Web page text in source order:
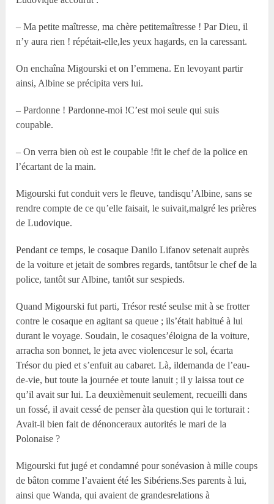
– Ma petite maîtresse, ma chère petitemaîtresse ! Par Dieu, il
n’y aura rien ! répétait-elle,les yeux hagards, en la caressant.
On enchaîna Migourski et on l’emmena. En levoyant partir
ainsi, Albine se précipita vers lui.
– Pardonne ! Pardonne-moi !C’est moi seule qui suis
coupable.
– On verra bien où est le coupable !fit le chef de la police en
l’écartant de la main.
Migourski fut conduit vers le fleuve, tandisqu’Albine, sans se
rendre compte de ce qu’elle faisait, le suivait,malgré les prières
de Ludovique.
Pendant ce temps, le cosaque Danilo Lifanov setenait auprès
de la voiture et jetait de sombres regards, tantôtsur le chef de la
police, tantôt sur Albine, tantôt sur sespieds.
Quand Migourski fut parti, Trésor resté seulse mit à se frotter
contre le cosaque en agitant sa queue ; ils’était habitué à lui
durant le voyage. Soudain, le cosaques’éloigna de la voiture,
arracha son bonnet, le jeta avec violencesur le sol, écarta
Trésor du pied et s’enfuit au cabaret. Là, ildemanda de l’eau-
de-vie, but toute la journée et toute lanuit ; il y laissa tout ce
qu’il avait sur lui. La deuxièmenuit seulement, recueilli dans
un fossé, il avait cessé de penser àla question qui le torturait :
Avait-il bien fait de dénonceraux autorités le mari de la
Polonaise ?
Migourski fut jugé et condamné pour sonévasion à mille coups
de bâton comme l’avaient été les Sibériens.Ses parents à lui,
ainsi que Wanda, qui avaient de grandesrelations à